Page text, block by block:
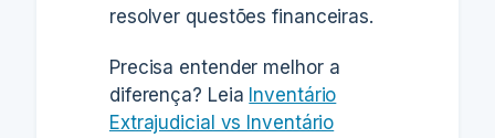
resolver questões financeiras.
Precisa entender melhor a
diferença? Leia Inventário
Extrajudicial vs Inventário